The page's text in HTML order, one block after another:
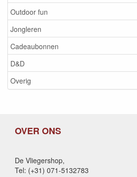
Outdoor fun
Jongleren
Cadeaubonnen
D&D
Overig
OVER ONS
De Vliegershop,
Tel: (+31) 071-5132783